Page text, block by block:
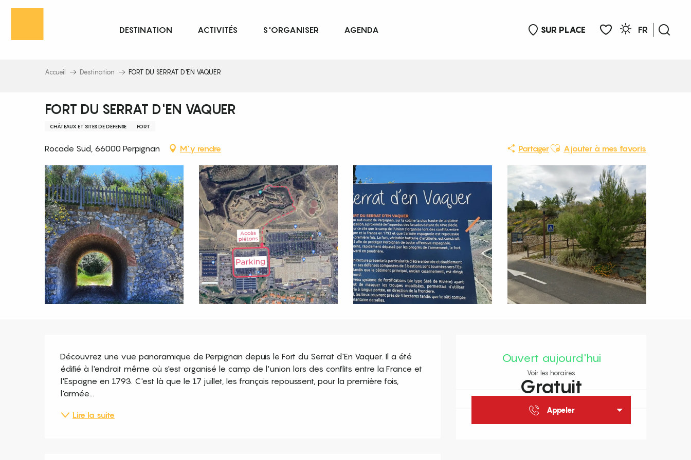
Aller
principal
SUR PLACE
FR
DESTINATION ACTIVITÉS S'ORGANISER AGENDA
Accueil Destination FORT DU SERRAT D'EN VAQUER
FORT DU SERRAT D'EN VAQUER
CHÂTEAUX ET SITES DE DÉFENSE FORT
Rocade Sud, 66000 Perpignan M'y rendre PartagerAjouter aux favoris
Ajouter à mes favoris
Ouvert aujourd'hui
Voir les horaires
Gratuit
Appeler
Description
Découvrez une vue panoramique de Perpignan depuis le Fort du Serrat d'En Vaquer. Il a été
édifié à l'endroit même où s'est organisé le camp de l'union lors des conflits entre la France et
l'Espagne en 1793. C'est là que le 17 juillet, les français repoussent, pour la première fois,
l'armée...
Lire la suite